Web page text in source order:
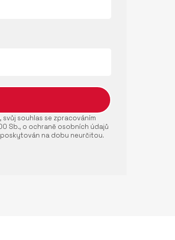
souhlas se zpracováním
Sb., o ochraně osobních údajů
na dobu neurčitou.